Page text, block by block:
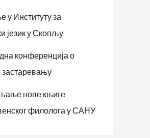
у Институту за
језик у Скопљу
конференција о
застаревању
нове књиге
филолога у САНУ